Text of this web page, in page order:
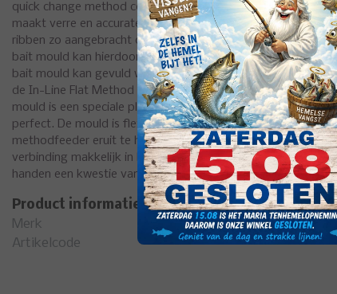
quick change method connector en een bijpassende
maakt verre en accurate worpen mogelijk ook bij veel
ribben zo aangebracht dat het haakaas perfect tussen het
bait mould kan hierdoor iedere keer een perfect gevulde In-
bait mould kan gevuld worden met een enkele of dubbele
de In-Line Flat Method Feeder in de gevuld mould te
mould is een speciale plek gemaakt voor de positionering
perfect. De mould is flexibel en gemaakt van no-stick
methodfeeder eruit te halen. Elke Method Feeder komt met
verbinding makkelijk in het gebruik is. Het verwisselen van
handen een kwestie van secondenwerk.
Product informatie
Merk
Artikelcode